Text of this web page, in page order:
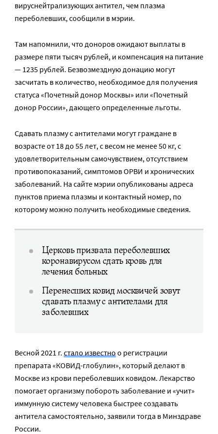
вируснейтрализующих антител, чем плазма
переболевших, сообщили в мэрии.
Там напомнили, что доноров ожидают выплаты в
размере пяти тысяч рублей, и компенсация на питание
— 1235 рублей. Безвозмездную донацию могут
засчитать в количество, необходимое для получения
статуса «Почетный донор Москвы» или «Почетный
донор России», дающего определенные льготы.
Сдавать плазму с антителами могут граждане в
возрасте от 18 до 55 лет, с весом не менее 50 кг, с
удовлетворительным самочувствием, отсутствием
противопоказаний, симптомов ОРВИ и хронических
заболеваний. На сайте мэрии опубликованы адреса
пунктов приема плазмы и контактный номер, по
которому можно получить необходимые сведения.
Церковь призвала переболевших
коронавирусом сдать кровь для
лечения больных
Перенесших ковид москвичей зовут
сдавать плазму с антителами для
заболевших
Весной 2021 г. стало известноо регистрации
препарата «КОВИД-глобулин», который делают в
Москве из крови переболевших ковидом. Лекарство
помогает организму побороть заболевание и «учит»
иммунную систему человека быстрее создавать
антитела самостоятельно, заявили тогда в Минздраве
России.